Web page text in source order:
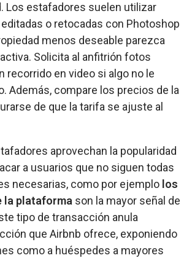
Los estafadores suelen utilizar
o retocadas con Photoshop
menos deseable parezca
Solicita al anfitrión fotos
recorrido en video si algo no le
Además, compare los precios de la
de que la tarifa se ajuste al
aprovechan la popularidad
a usuarios que no siguen todas
necesarias, como por ejemplo los
la plataforma son la mayor señal de
tipo de transacción anula
que Airbnb ofrece, exponiendo
como a huéspedes a mayores